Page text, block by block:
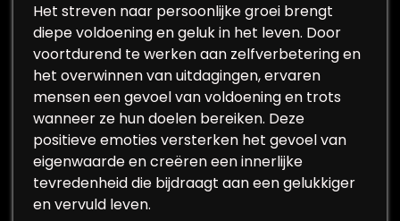
Het streven naar persoonlijke groei brengt
diepe voldoening en geluk in het leven. Door
voortdurend te werken aan zelfverbetering en
het overwinnen van uitdagingen, ervaren
mensen een gevoel van voldoening en trots
wanneer ze hun doelen bereiken. Deze
positieve emoties versterken het gevoel van
eigenwaarde en creëren een innerlijke
tevredenheid die bijdraagt aan een gelukkiger
en vervuld leven.